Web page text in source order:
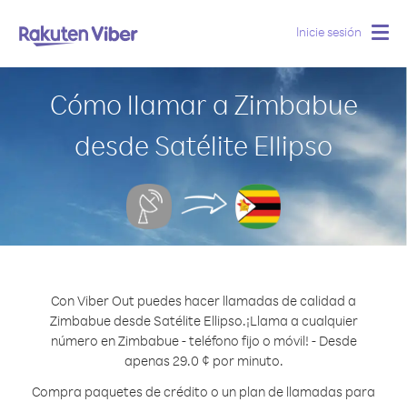
Inicie sesión
Cómo llamar a Zimbabue
desde Satélite Ellipso
Con Viber Out puedes hacer llamadas de calidad a
Zimbabue desde Satélite Ellipso.¡Llama a cualquier
número en Zimbabue - teléfono fijo o móvil! - Desde
apenas 29.0 ¢ por minuto.
Compra paquetes de crédito o un plan de llamadas para